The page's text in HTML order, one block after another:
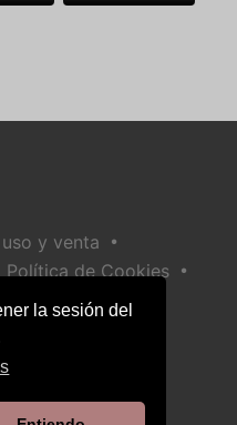
la sesión del
y venta •
Política de Cookies •
infantil